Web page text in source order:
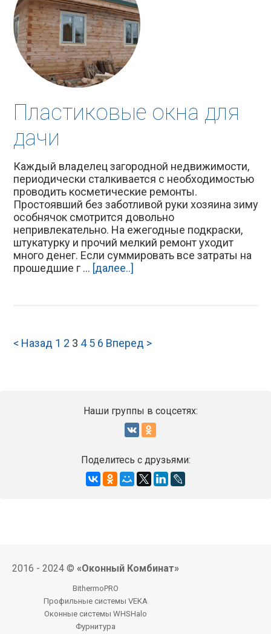
Пластиковые окна для
дачи
Каждый владелец загородной недвижимости,
периодически сталкивается с необходимостью
проводить косметические ремонты.
Простоявший без заботливой руки хозяина зиму
особнячок смотрится довольно
непривлекательно. На ежегодные подкраски,
штукатурку и прочий мелкий ремонт уходит
много денег. Если суммировать все затраты на
прошедшие г ... [далее..]
< Назад 1 2 3 4 5 6 Вперед >
Наши группы в соцсетях:
Поделитесь с друзьями:
2016 - 2024 © «Оконный Комбинат»
BithermoPRO
Профильные системы VEKA
Оконные системы WHSHalo
Фурнитура